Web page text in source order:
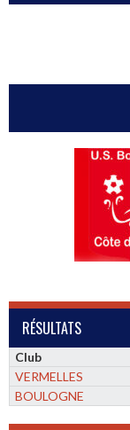
RÉSULTATS
Club
VERMELLES
BOULOGNE